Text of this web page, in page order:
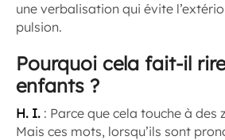
une verbalisation qui évite
pulsion.
Pourquoi cela fait-il
enfants ?
H. I. : Parce que cela touche à des
Mais ces mots, lorsqu’ils sont